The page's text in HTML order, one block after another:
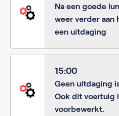
Na een goede
weer verder aan
een uitdaging
15:00
Geen uitdaging
Ook dit voertuig
voorbewerkt.